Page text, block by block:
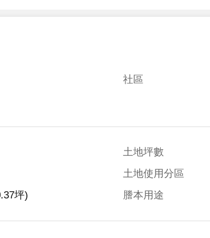
社區
坪)
土地坪數
土地使用分區
謄本用途